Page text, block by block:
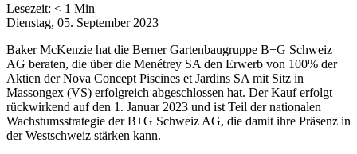
Lesezeit: < 1 Min
Dienstag, 05. September 2023
Baker McKenzie hat die Berner Gartenbaugruppe B+G Schweiz
AG beraten, die über die Menétrey SA den Erwerb von 100% der
Aktien der Nova Concept Piscines et Jardins SA mit Sitz in
Massongex (VS) erfolgreich abgeschlossen hat. Der Kauf erfolgt
rückwirkend auf den 1. Januar 2023 und ist Teil der nationalen
Wachstumsstrategie der B+G Schweiz AG, die damit ihre Präsenz in
der Westschweiz stärken kann.